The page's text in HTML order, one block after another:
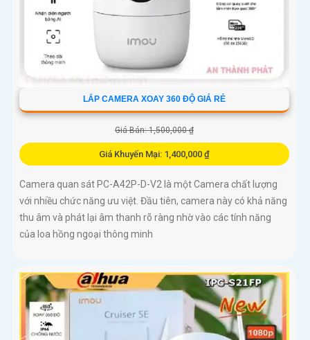
LẮP CAMERA XOAY 360 ĐỘ GIÁ RẺ
Giá Bán: 1,500,000 ₫
Giá Khuyến Mại: 1,400,000 ₫
Camera quan sát PC-A42P-D-V2 là một Camera chất lượng
với nhiều chức năng ưu việt. Đầu tiên, camera này có khả năng
thu âm và phát lại âm thanh rõ ràng nhờ vào các tính năng
của loa hồng ngoại thông minh